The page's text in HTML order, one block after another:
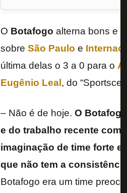
O Botafogo alterna bons e
sobre São Paulo e
última delas o 3 a 0 para o
Eugênio Leal , do
– Não é de hoje. O
e do trabalho recente com
imaginação de time forte
que não tem a
Botafogo era um time